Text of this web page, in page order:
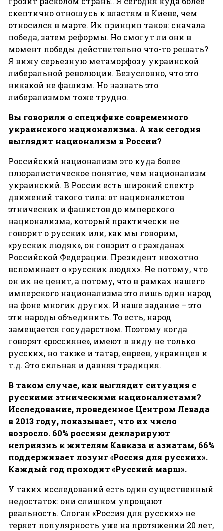
скептично отношусь к властям в Киеве, чем
относился в марте. Их принцип таков: сначала
победа, затем реформы. Но смогут ли они в
момент победы действительно что-то решать?
Я вижу серьезную метаморфозу украинской
либеральной революции. Безусловно, что это
никакой не фашизм. Но назвать это
либерализмом тоже трудно.
Вы говорили о специфике современного
украинского национализма. А как сегодня
выглядит национализм в России?
Российский национализм это куда более
плюралистическое понятие, чем национализм
украинский. В России есть широкий спектр
движений такого типа: от националистов
этнических и фашистов до имперского
национализма, который практически не
говорит о русских или, как мы говорим,
«русских людях», он говорит о гражданах
Российской Федерации. Президент неохотно
вспоминает о «русских людях». Не потому, что
он их не ценит, а потому, что в рамках нашего
имперского национализма это лишь один народ
на фоне многих других. И наше задание – это
эти народы объединить. То есть, народ
замещается государством. Поэтому когда
говорят «россияне», имеют в виду не только
русских, но также и татар, евреев, украинцев и
т.д. Это сильная и давняя традиция.
В таком случае, как выглядит ситуация с
русскими этническими националистами?
Исследование, проведенное Центром Левада
в2013 году, показывает, что их число
возросло. 60% россиян декларируют
неприязнь к жителям Кавказа и азиатам, 66%
поддерживает лозунг«Россия для русских».
Каждый год проходит «Русский марш».
У таких исследований есть один существенный
недостаток: они слишком упрощают
реальность. Слоган «Россия для русских» не
теряет популярность уже на протяжении 20 лет,